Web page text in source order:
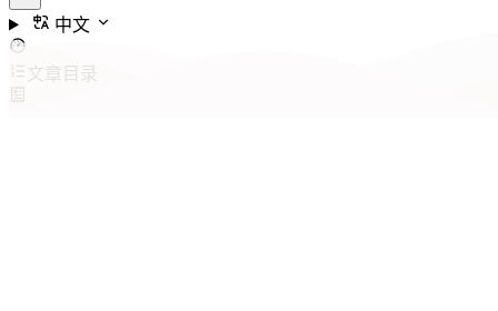
中文
文章目录